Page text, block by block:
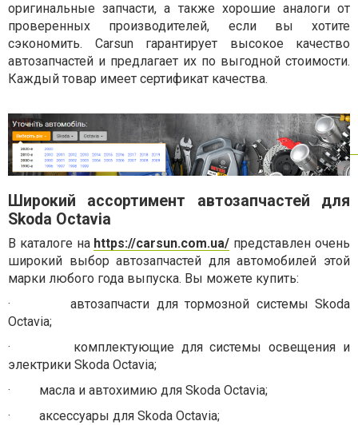
оригинальные запчасти, а также хорошие аналоги от
проверенных производителей, если вы хотите
сэкономить. Сarsun гарантирует высокое качество
автозапчастей и предлагает их по выгодной стоимости.
Каждый товар имеет сертификат качества.
Широкий ассортимент автозапчастей для
Skoda Octavia
В каталоге на https://carsun.com.ua/ представлен очень
широкий выбор автозапчастей для автомобилей этой
марки любого года выпуска. Вы можете купить:
·
автозапчасти для тормозной системы Skoda
Octavia;
·
комплектующие для системы освещения и
электрики Skoda Octavia;
·
масла и автохимию для Skoda Octavia;
·
аксессуары для Skoda Octavia;